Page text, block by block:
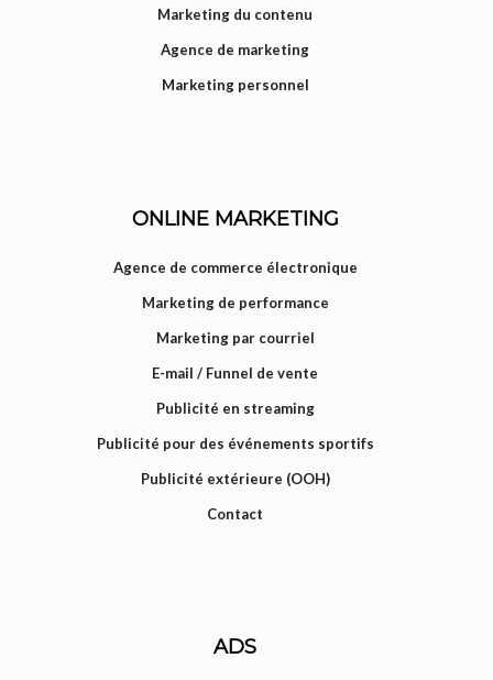
Marketing du contenu
Agence de marketing
Marketing personnel
ONLINE MARKETING
Agence de commerce électronique
Marketing de performance
Marketing par courriel
E-mail / Funnel de vente
Publicité en streaming
Publicité pour des événements sportifs
Publicité extérieure (OOH)
Contact
ADS